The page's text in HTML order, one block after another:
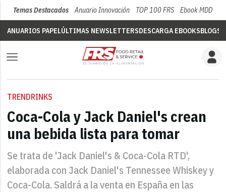
Temas Destacados Anuario Innovación TOP 100 FRS Ebook MDD
ANUARIOS PAPELÚLTIMAS NEWSLETTERSDESCARGA EBOOKSBLOGS
TRENDRINKS
Coca-Cola y Jack Daniel's crean
una bebida lista para tomar
Se trata de 'Jack Daniel's & Coca-Cola RTD',
elaborada con Jack Daniel's Tennessee Whiskey y
Coca-Cola. Saldrá a la venta en España en las